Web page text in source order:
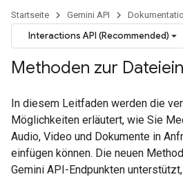
Startseite Gemini API
Interactions API (Recommended)
Methoden zur
In diesem Leitfaden werden die
Möglichkeiten erläutert, wie Sie
Audio, Video und Dokumente in
einfügen können. Die neuen
Gemini API-Endpunkten